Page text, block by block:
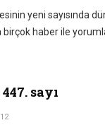
yeni sayısında
haber ile
sayı